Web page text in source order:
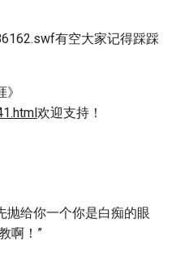
有空大家记得踩踩
欢迎支持！
抛给你一个你是白痴的眼
啊！”